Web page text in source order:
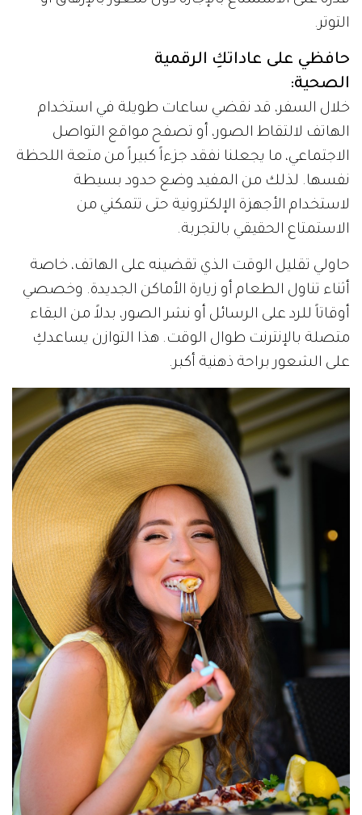
التوتر.
حافظي على عاداتكِ الرقمية
الصحية:
خلال السفر، قد نقضي ساعات طويلة في استخدام
الهاتف لالتقاط الصور، أو تصفح مواقع التواصل
الاجتماعي، ما يجعلنا نفقد جزءاً كبيراً من متعة اللحظة
نفسها. لذلك من المفيد وضع حدود بسيطة
لاستخدام الأجهزة الإلكترونية حتى تتمكني من
الاستمتاع الحقيقي بالتجربة.
حاولي تقليل الوقت الذي تقضينه على الهاتف، خاصة
أثناء تناول الطعام أو زيارة الأماكن الجديدة. وخصصي
أوقاتاً للرد على الرسائل أو نشر الصور، بدلاً من البقاء
متصلة بالإنترنت طوال الوقت. هذا التوازن يساعدكِ
على الشعور براحة ذهنية أكبر.